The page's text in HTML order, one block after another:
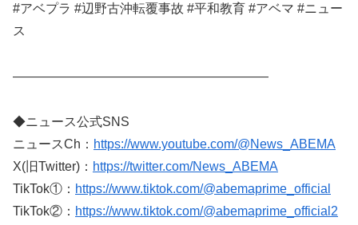
#アベプラ #辺野古沖転覆事故 #平和教育 #アベマ #ニュー
ス
————————————————————
◆ニュース公式SNS
ニュースCh： https://www.youtube.com/@News_ABEMA
X(旧Twitter)： https://twitter.com/News_ABEMA
TikTok①： https://www.tiktok.com/@abemaprime_official
TikTok②： https://www.tiktok.com/@abemaprime_official2